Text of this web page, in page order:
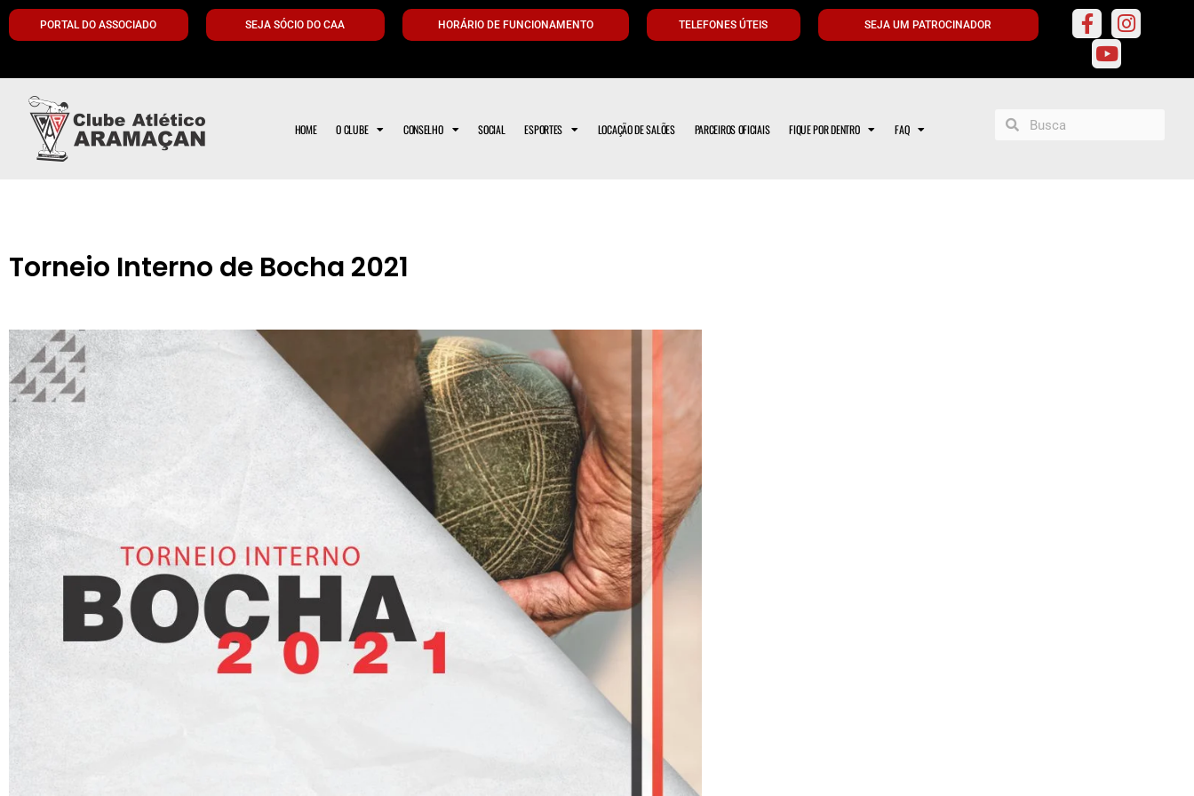
PORTAL DO ASSOCIADO SEJA SÓCIO DO CAA HORÁRIO DE FUNCIONAMENTO TELEFONES ÚTEIS SEJA UM PATROCINADOR
HOME O CLUBE CONSELHO SOCIAL ESPORTES LOCAÇÃO DE SALÕES PARCEIROS OFICIAIS FIQUE POR DENTRO FAQ
Torneio Interno de Bocha 2021